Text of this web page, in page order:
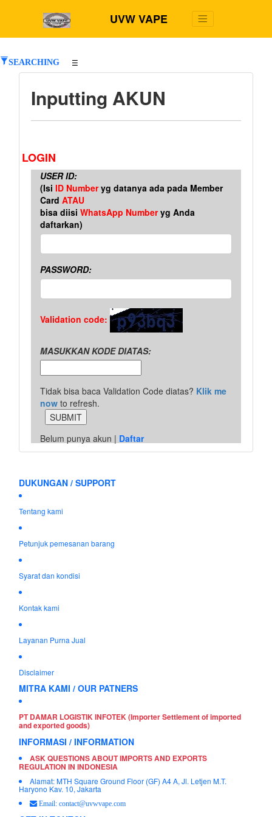
UVW VAPE
SEARCHING ☰
Inputting AKUN
LOGIN
USER ID:
(Isi ID Numberyg datanya ada pada Member
Card ATAU
bisa diisi WhatsApp Numberyg Anda
daftarkan)
PASSWORD:
Validation code:
MASUKKAN KODE DIATAS:
Tidak bisa baca Validation Code diatas? Klik me
now to refresh.
Belum punya akun | Daftar
DUKUNGAN / SUPPORT
Tentang kami
Petunjuk pemesanan barang
Syarat dan kondisi
Kontak kami
Layanan Purna Jual
Disclaimer
MITRA KAMI / OUR PATNERS
PT DAMAR LOGISTIK INFOTEK (Importer Settlement of imported
and exported goods)
INFORMASI / INFORMATION
ASK QUESTIONS ABOUT IMPORTS AND EXPORTS
REGULATION IN INDONESIA
Alamat: MTH Square Ground Floor (GF) A4 A, Jl. Letjen M.T.
Haryono Kav. 10, Jakarta
Email: contact@uvwvape.com